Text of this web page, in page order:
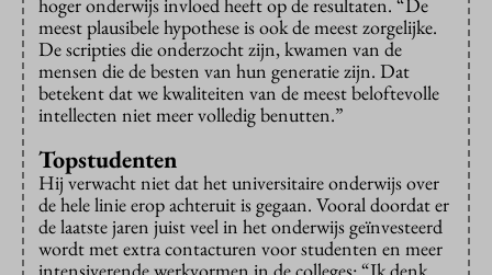
hoger onderwijs invloed heeft op de resultaten. “De
meest plausibele hypothese is ook de meest zorgelijke.
De scripties die onderzocht zijn, kwamen van de
mensen die de besten van hun generatie zijn. Dat
betekent dat we kwaliteiten van de meest beloftevolle
intellecten niet meer volledig benutten.”
Topstudenten
Hij verwacht niet dat het universitaire onderwijs over
de hele linie erop achteruit is gegaan. Vooral doordat er
de laatste jaren juist veel in het onderwijs geïnvesteerd
wordt met extra contacturen voor studenten en meer